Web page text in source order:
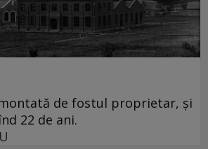
de fostul proprietar, și
22 de ani.